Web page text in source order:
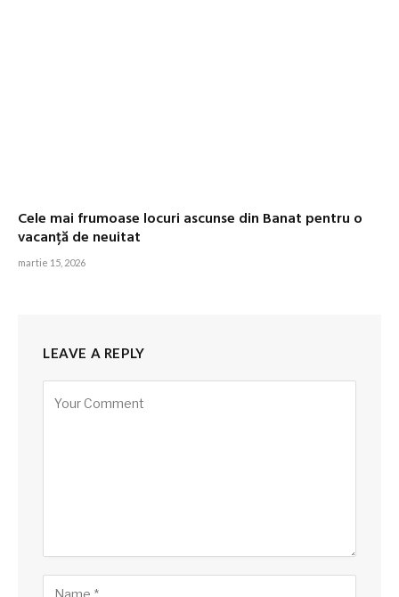
Cele mai frumoase locuri ascunse din Banat pentru o
vacanță de neuitat
martie 15, 2026
LEAVE A REPLY